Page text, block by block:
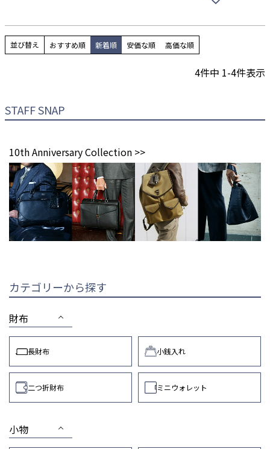
並び替え おすすめ順 新着順 安価な順 高価な順
4件中 1-4件表示
STAFF SNAP
10th Anniversary Collection >>
カテゴリーから探す
財布
長財布 小銭入れ
二つ折財布 ミニウォレット
小物